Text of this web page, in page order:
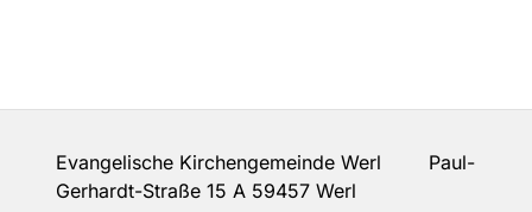
Evangelische Kirchengemeinde Werl Paul-
Gerhardt-Straße 15 A 59457 Werl